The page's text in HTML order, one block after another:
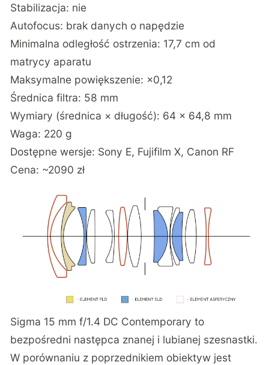
Stabilizacja: nie
Autofocus: brak danych o napędzie
Minimalna odległość ostrzenia: 17,7 cm od
matrycy aparatu
Maksymalne powiększenie: ×0,12
Średnica filtra: 58 mm
Wymiary (średnica × długość): 64 × 64,8 mm
Waga: 220 g
Dostępne wersje: Sony E, Fujifilm X, Canon RF
Cena: ~2090 zł
Sigma 15 mm f/1.4 DC Contemporary to
bezpośredni następca znanej i lubianej szesnastki.
W porównaniu z poprzednikiem obiektyw jest